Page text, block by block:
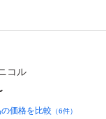
コル
価格を比較 （6件）